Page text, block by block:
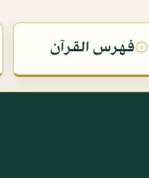
۞فهرس القرآن